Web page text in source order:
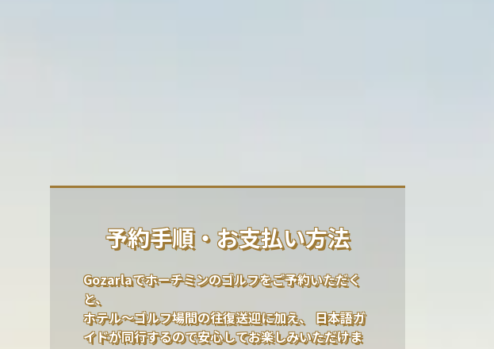
予約手順・お支払い方法
Gozarlaでホーチミンのゴルフをご予約いただく
と、
ホテル～ゴルフ場間の往復送迎に加え、 日本語ガ
イドが同行するので安心してお楽しみいただけま